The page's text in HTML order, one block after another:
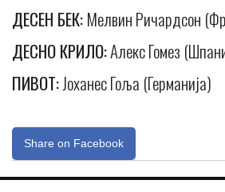
ДЕСЕН БЕК:Мелвин Ричардсон
ДЕСНО КРИЛО:Алекс Гомез
ПИВОТ:Јоханес Гоља (Германија)
Share on Facebook